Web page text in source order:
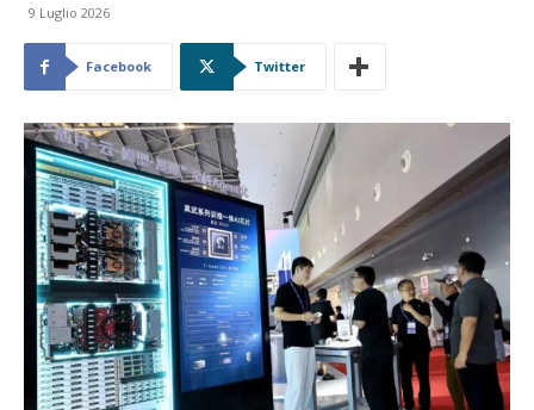
9 Luglio 2026
Facebook Twitter